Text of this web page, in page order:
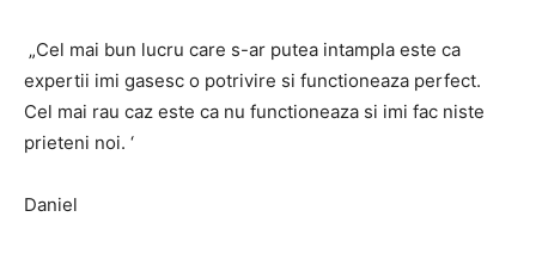
„Cel mai bun lucru care s-ar putea intampla este ca
expertii imi gasesc o potrivire si functioneaza perfect.
Cel mai rau caz este ca nu functioneaza si imi fac niste
prieteni noi. ‘
Daniel